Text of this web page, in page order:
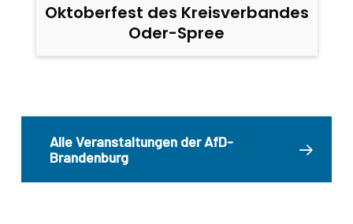
Oktoberfest des Kreisverbandes
Oder-Spree
Alle Veranstaltungen der AfD-
Brandenburg